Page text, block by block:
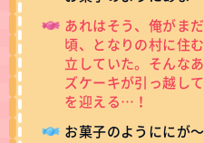
あれはそう、俺がま
頃、となりの村に住
立していた。そんな
ズケーキが引っ越し
を迎える…！
お菓子のようににが